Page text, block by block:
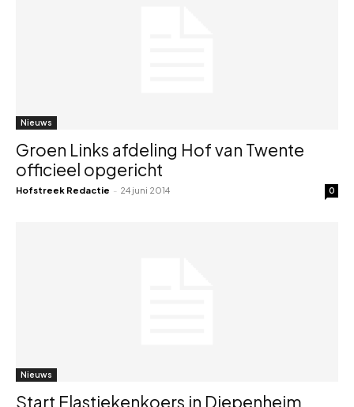
Nieuws
Groen Links afdeling Hof van Twente
officieel opgericht
Hofstreek Redactie - 24 juni 2014 0
Nieuws
Start Elastiekenkoers in Diepenheim